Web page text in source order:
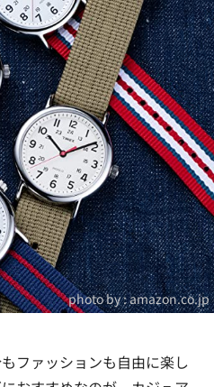
photo by :amazon.co.jp
ファッションも自由に楽し